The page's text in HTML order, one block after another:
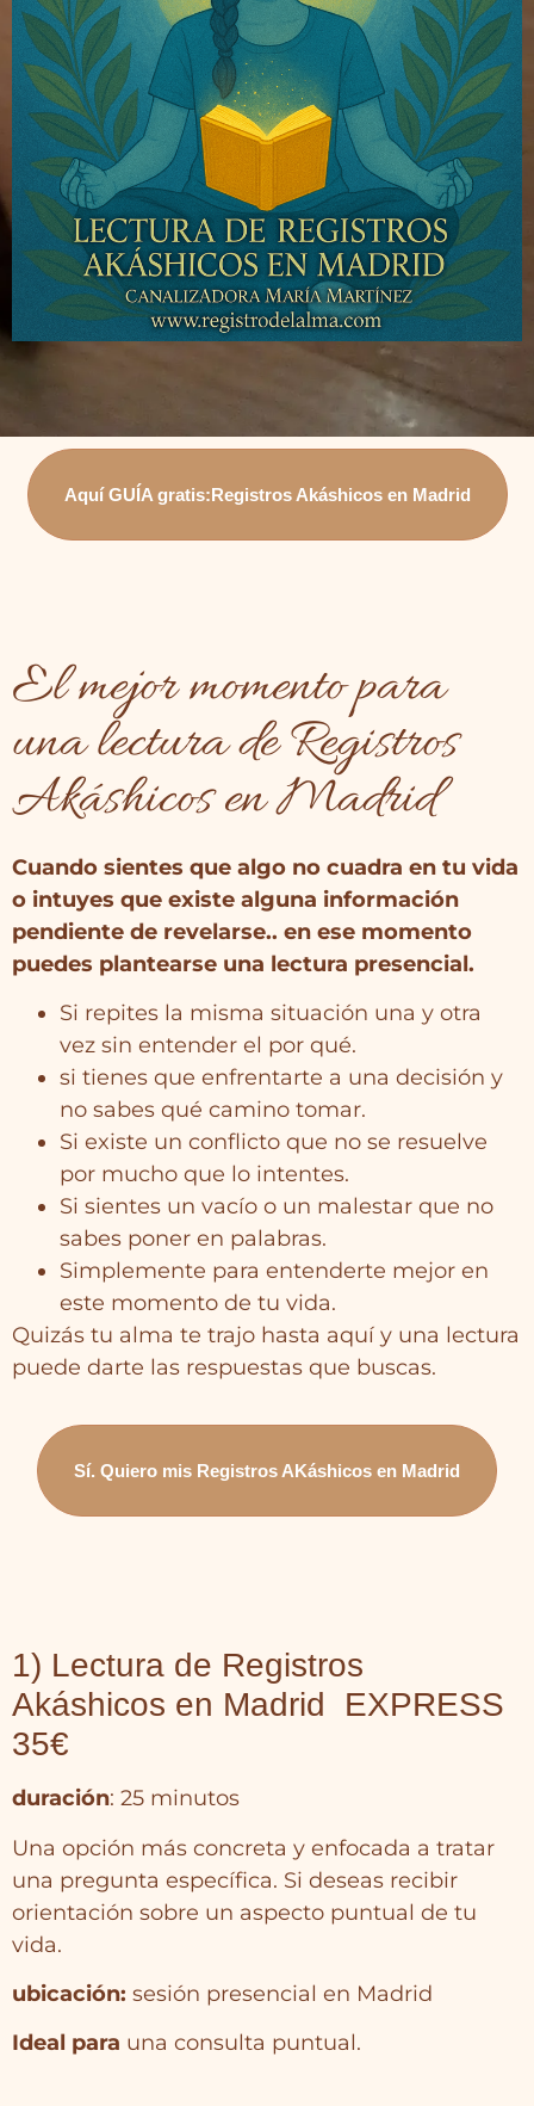
Aquí GUÍA gratis:Registros Akáshicos en Madrid
El mejor momento para
una lectura de Registros
Akáshicos en Madrid
Cuando sientes que algo no cuadra en tu vida
o intuyes que existe alguna información
pendiente de revelarse.. en ese momento
puedes plantearse una lectura presencial.
Si repites la misma situación una y otra
vez sin entender el por qué.
si tienes que enfrentarte a una decisión y
no sabes qué camino tomar.
Si existe un conflicto que no se resuelve
por mucho que lo intentes.
Si sientes un vacío o un malestar que no
sabes poner en palabras.
Simplemente para entenderte mejor en
este momento de tu vida.
Quizás tu alma te trajo hasta aquí y una lectura
puede darte las respuestas que buscas.
Sí. Quiero mis Registros AKáshicos en Madrid
1) Lectura de Registros
Akáshicos en Madrid EXPRESS
35€
duración: 25 minutos
Una opción más concreta y enfocada a tratar
una pregunta específica. Si deseas recibir
orientación sobre un aspecto puntual de tu
vida.
ubicación: sesión presencial en Madrid
Ideal para una consulta puntual.